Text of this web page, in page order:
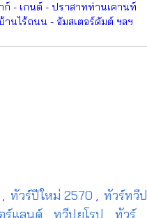
- เกนต์ - ปราสาทท่านเคานท์
านไร้ถนน - อัมสเตอร์ดัมต์ ฯลฯ
ทัวร์ปีใหม่ 2570
ทัวร์ทวีป
ร์แลนด์ ทวีปยุโรป
ทัวร์